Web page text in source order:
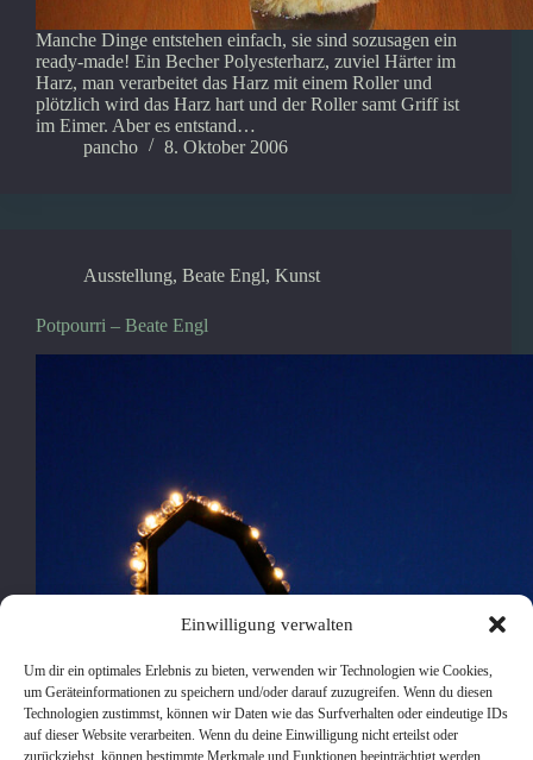
Einwilligung verwalten
Um dir ein optimales Erlebnis zu bieten, verwenden wir Technologien wie Cookies,
um Geräteinformationen zu speichern und/oder darauf zuzugreifen. Wenn du diesen
Technologien zustimmst, können wir Daten wie das Surfverhalten oder eindeutige IDs
auf dieser Website verarbeiten. Wenn du deine Einwilligung nicht erteilst oder
zurückziehst, können bestimmte Merkmale und Funktionen beeinträchtigt werden.
Manche Dinge entstehen einfach, sie sind sozusagen ein
ready-made! Ein Becher Polyesterharz, zuviel Härter im
Harz, man verarbeitet das Harz mit einem Roller und
plötzlich wird das Harz hart und der Roller samt Griff ist
im Eimer. Aber es entstand…
pancho
8. Oktober 2006
Ausstellung, Beate Engl, Kunst
Potpourri – Beate Engl